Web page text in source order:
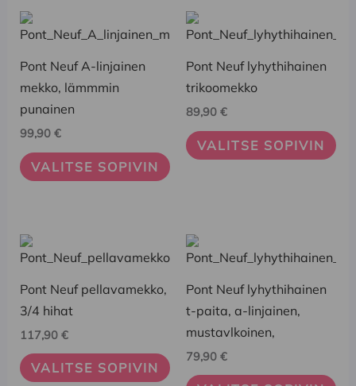
Pont Neuf A-linjainen
mekko, lämmmin
punainen
99,90 €
VALITSE SOPIVIN
Tällä
tuotteella
on
useampi
muunnelma.
Voit
tehdä
valinnat
Pont Neuf lyhythihainen
trikoomekko
89,90 €
VALITSE SOPIVIN
Tällä
tuotteella
on
useampi
muunnelma.
Voit
tehdä
Pont Neuf pellavamekko,
3/4 hihat
117,90 €
VALITSE SOPIVIN
Tällä
tuotteella
on
useampi
muunnelma.
Voit
tehdä
Pont Neuf lyhythihainen
t-paita, a-linjainen,
mustavlkoinen,
79,90 €
Tällä
tuotteella
on
useampi
muunnelma.
Voit
tehdä